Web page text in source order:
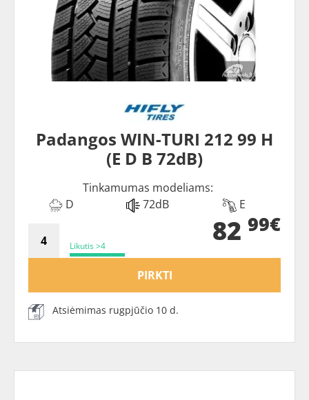
Padangos WIN-TURI 212 99 H
(E D B 72dB)
Tinkamumas modeliams:
D
72dB E
Likutis >4 82 99€
PIRKTI
Atsiėmimas rugpjūčio 10 d.